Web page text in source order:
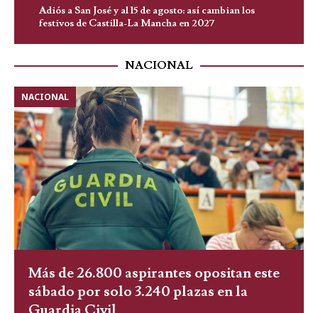
Adiós a San José y al 15 de agosto: así cambian los
festivos de Castilla-La Mancha en 2027
NACIONAL
NACIONAL
Más de 26.800 aspirantes opositan este
sábado por solo 3.240 plazas en la